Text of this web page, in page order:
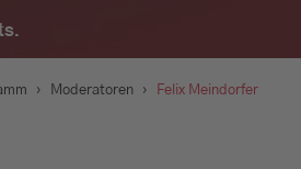
› Moderatoren › Felix Meindorfer